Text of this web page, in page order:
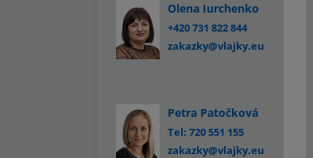
Olena Iurchenko
+420 731 822 844
zakazky@vlajky.eu
Petra Patočková
Tel: 720 551 155
zakazky@vlajky.eu